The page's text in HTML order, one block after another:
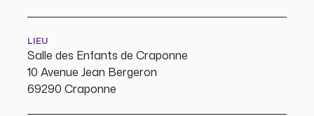
LIEU
Salle des Enfants de Craponne
10 Avenue Jean Bergeron
69290 Craponne